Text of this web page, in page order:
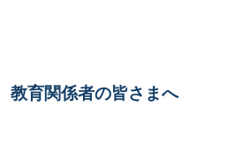
教育関係者の皆さまへ